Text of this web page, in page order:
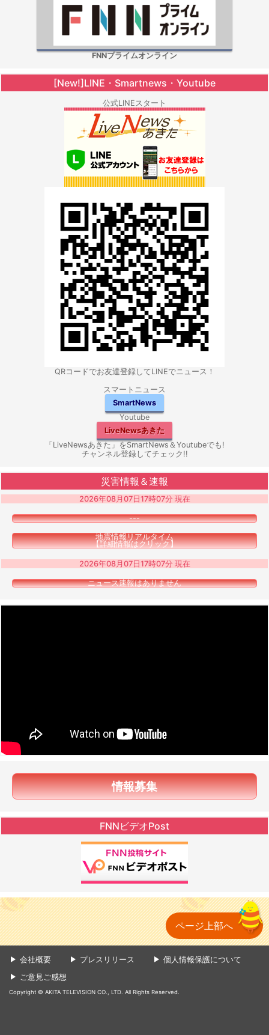
FNNプライムオンライン
[New!]LINE・Smartnews・Youtube
公式LINEスタート
QRコードでお友達登録してLINEでニュース！
スマートニュース
SmartNews
Youtube
LiveNewsあきた
「LiveNewsあきた」をSmartNews＆Youtubeでも!
チャンネル登録してチェック!!
災害情報＆速報
2026年08月07日17時07分 現在
---
地震情報リアルタイム
【詳細情報はクリック】
2026年08月07日17時07分 現在
ニュース速報はありません
情報募集
FNNビデオPost
ページ上部へ
会社概要 プレスリリース
個人情報保護について
ご意見ご感想
Copyright © AKITA TELEVISION CO., LTD. All Rights Reserved.